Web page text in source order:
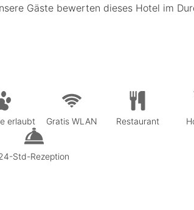
Gäste bewerten dieses Hotel im
erlaubt Gratis WLAN Restaurant
Std-Rezeption